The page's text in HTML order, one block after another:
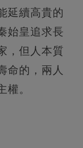
延續高貴的
始皇追求長
，但人本質
命的，兩人
權。